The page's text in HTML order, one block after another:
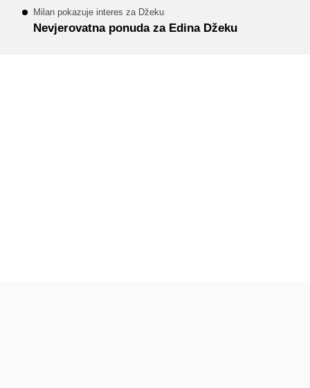
Milan pokazuje interes za Džeku
Nevjerovatna ponuda za Edina Džeku